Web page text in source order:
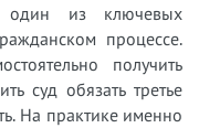
один из ключевых
процессе.
получить
суд обязать третье
На практике именно